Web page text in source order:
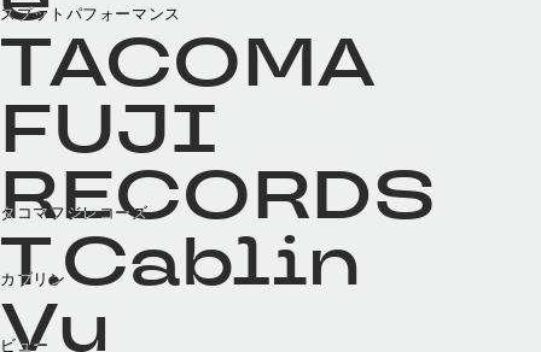
スプットパフォーマンス
TACOMA
FUJI
RECORDS
タコマフジレコーズ
T.Cablin
カブリン
Vu
ビュー